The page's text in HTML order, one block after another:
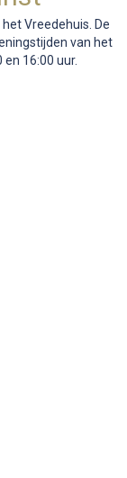
Vreedehuis. De
van het
16:00 uur.